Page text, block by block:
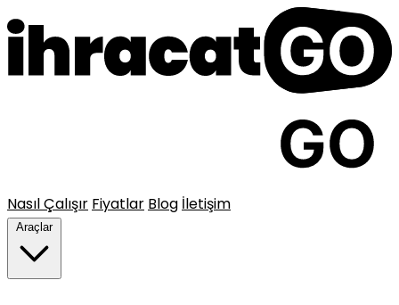
Nasıl Çalışır Fiyatlar Blog İletişim
Araçlar